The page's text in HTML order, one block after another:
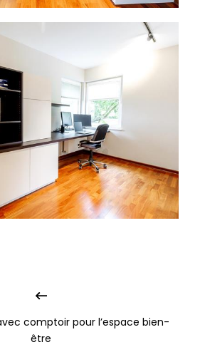
comptoir pour l’espace bien-
être